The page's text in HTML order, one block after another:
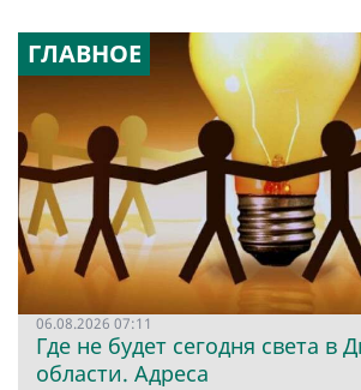
ГЛАВНОЕ
06.08.2026 07:11
Где не будет сегодня света в
области. Адреса